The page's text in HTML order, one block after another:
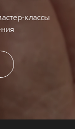
классы